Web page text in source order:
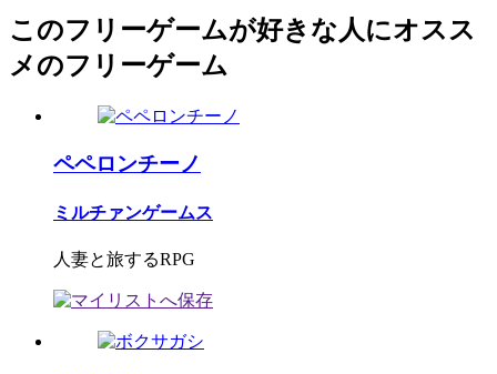
このフリーゲームが好きな人にオスス
メのフリーゲーム
ペペロンチーノ
ミルチァンゲームス
人妻と旅するRPG